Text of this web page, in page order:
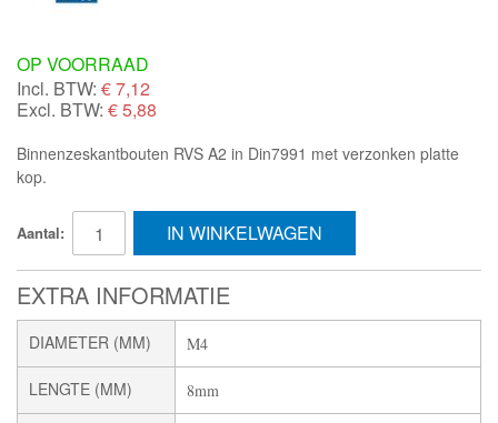
OP VOORRAAD
Incl. BTW: €7,12
Excl. BTW: € 5,88
Binnenzeskantbouten RVS A2 in Din7991 met verzonken platte
kop.
Aantal: IN WINKELWAGEN
EXTRA INFORMATIE
DIAMETER (MM) M4
LENGTE (MM) 8mm